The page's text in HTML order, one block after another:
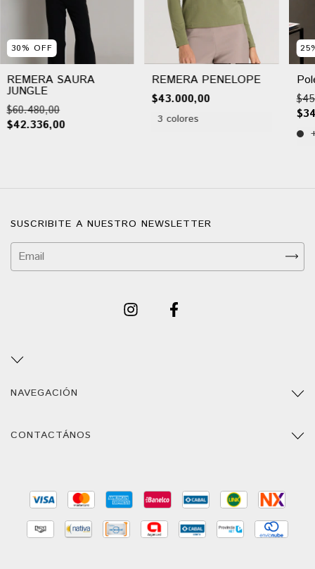
30% OFF
REMERA SAURA
JUNGLE
$60.480,00
$42.336,00
REMERA PENELOPE
$43.000,00
3 colores
25
SUSCRIBITE A NUESTRO NEWSLETTER
NAVEGACIÓN
CONTACTÁNOS